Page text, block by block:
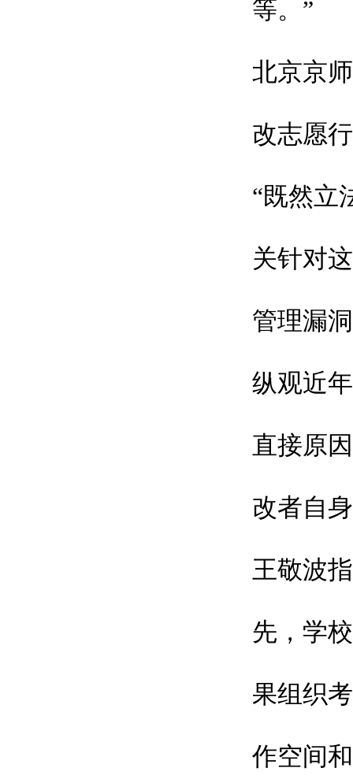
等。”
北京京
改志愿
“既然立
关针对
管理漏
纵观近
直接原
改者自
王敬波
先，学
果组织
作空间